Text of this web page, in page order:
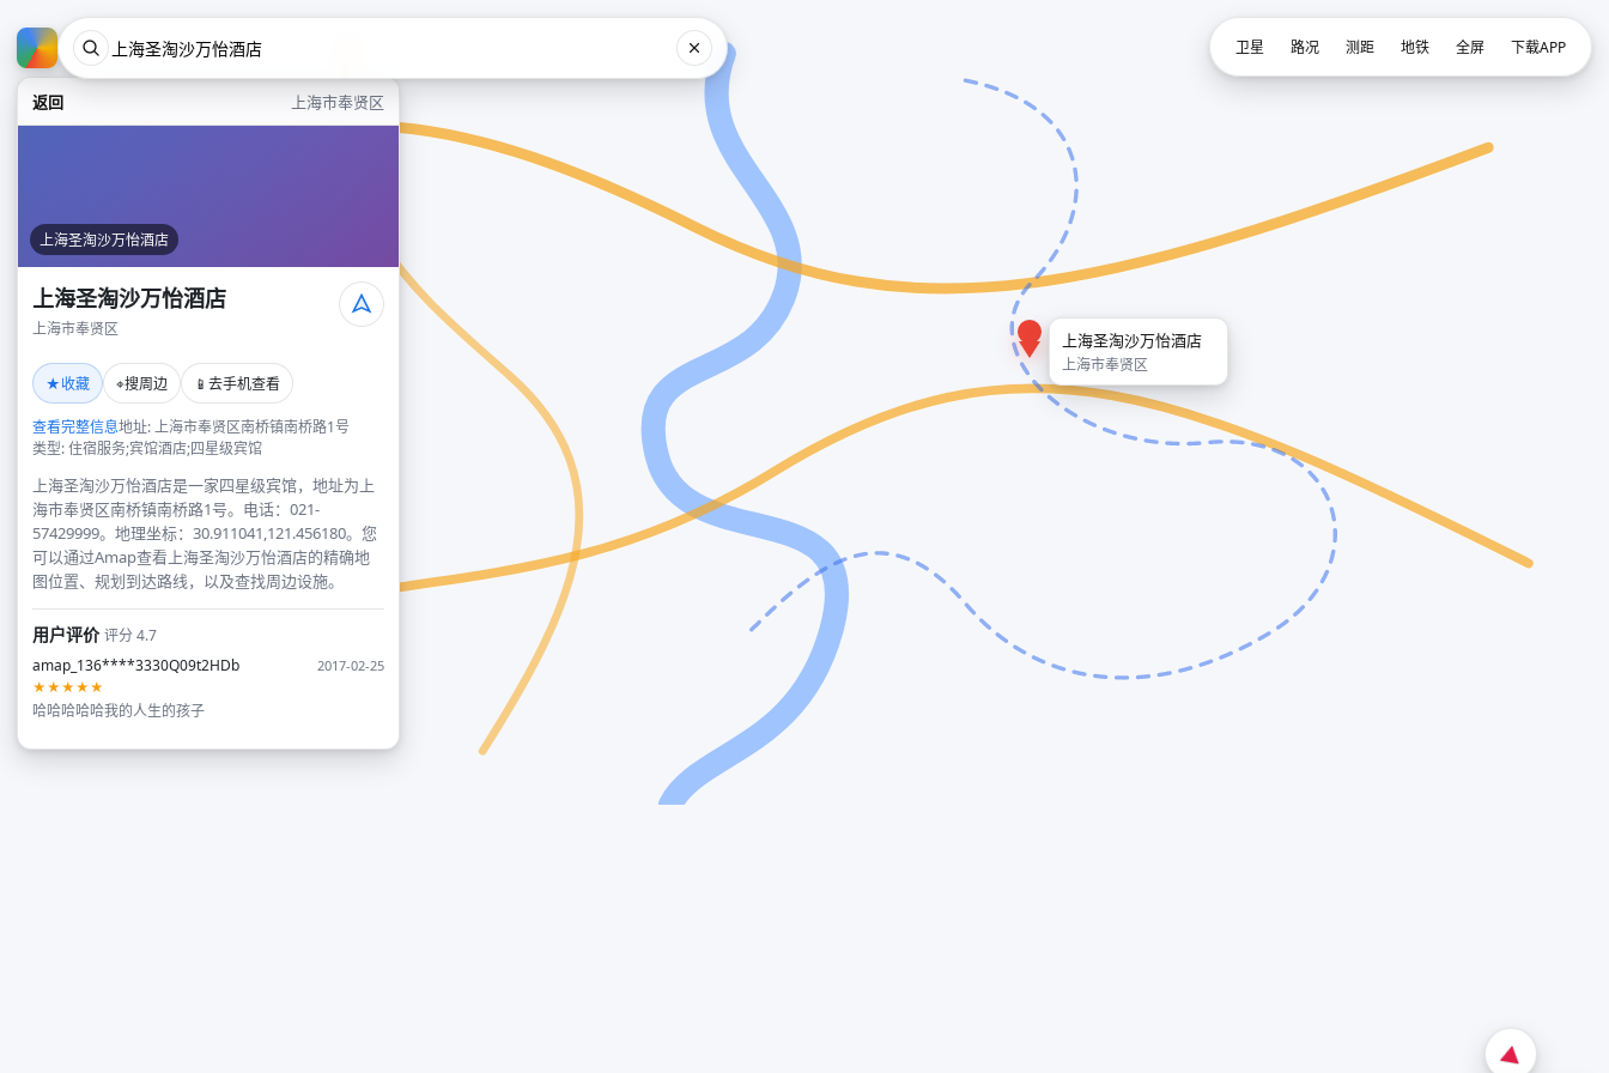
返回 上海市奉贤区
上海圣淘沙万怡酒店
上海圣淘沙万怡酒店
上海市奉贤区
★收藏 ⌖搜周边 📱 去手机查看
查看完整信息地址: 上海市奉贤区南桥镇南桥路1号
类型: 住宿服务;宾馆酒店;四星级宾馆
上海圣淘沙万怡酒店是一家四星级宾馆，地址为上
海市奉贤区南桥镇南桥路1号。电话：021-
57429999。地理坐标：30.911041,121.456180。您
可以通过Amap查看上海圣淘沙万怡酒店的精确地
图位置、规划到达路线，以及查找周边设施。
用户评价评分 4.7
amap_136****3330Q09t2HDb
2017-02-25
★★★★★
哈哈哈哈哈我的人生的孩子
上海圣淘沙万怡酒店
上海市奉贤区
卫星 路况 测距 地铁 全屏 下载APP